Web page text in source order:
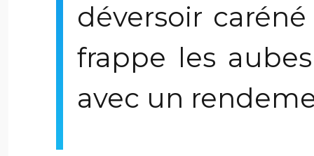
déversoir
frappe les
avec un